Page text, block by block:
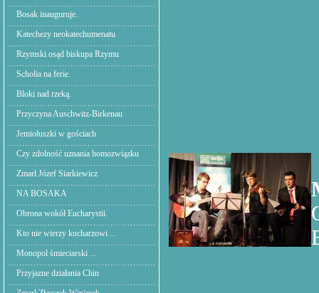
Bosak inauguruje.
Katechezy neokatechumenatu
Rzymski osąd biskupa Rzymu
Scholia na ferie.
Bloki nad rzeką.
Przyczyna Auschwitz-Birkenau
Jemiołuszki w gościach
Czy zdolność uznania homozwiązku
Zmarł Józef Siarkiewicz
NA BOSAKA
Obrona wokół Eucharystii.
Kto nie wierzy kucharzowi ...
Monopol śmieciarski ...
Przyjazne działania Chin